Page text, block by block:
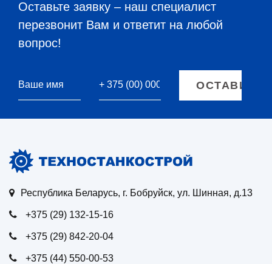
Оставьте заявку – наш специалист
перезвонит Вам и ответит на любой
вопрос!
Республика Беларусь, г. Бобруйск, ул. Шинная, д.13
+375 (29) 132-15-16
+375 (29) 842-20-04
+375 (44) 550-00-53